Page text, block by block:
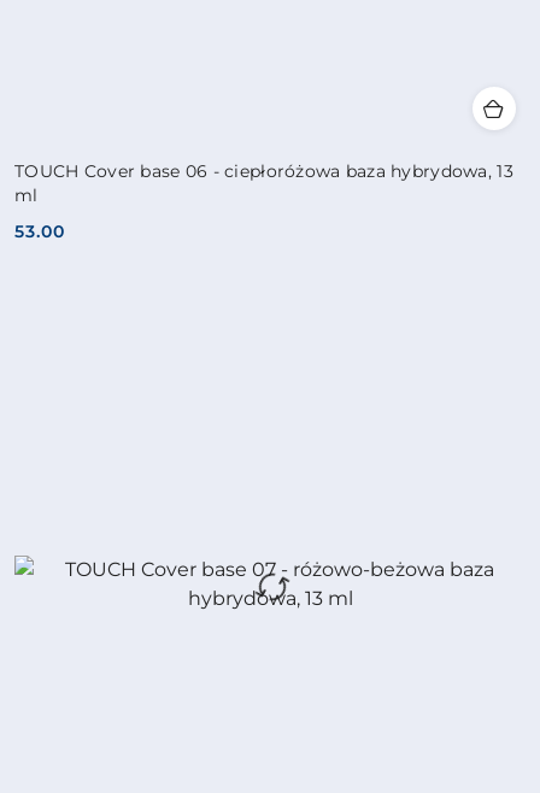
TOUCH Cover base 06 - ciepłoróżowa baza hybrydowa, 13
ml
Cena:
53.00